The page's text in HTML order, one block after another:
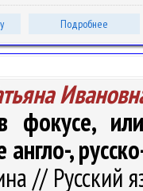
Подробнее
фокусе,
,
// Русский